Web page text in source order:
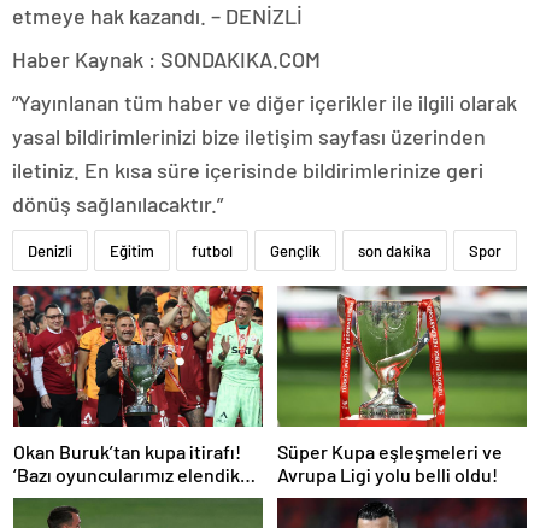
etmeye hak kazandı. – DENİZLİ
Haber Kaynak : SONDAKIKA.COM
“Yayınlanan tüm haber ve diğer içerikler ile ilgili olarak
yasal bildirimlerinizi bize iletişim sayfası üzerinden
iletiniz. En kısa süre içerisinde bildirimlerinize geri
dönüş sağlanılacaktır.”
Denizli Eğitim futbol Gençlik son dakika Spor
Okan Buruk’tan kupa itirafı!
‘Bazı oyuncularımız elendik
diye düşündü’
Süper Kupa eşleşmeleri ve
Avrupa Ligi yolu belli oldu!